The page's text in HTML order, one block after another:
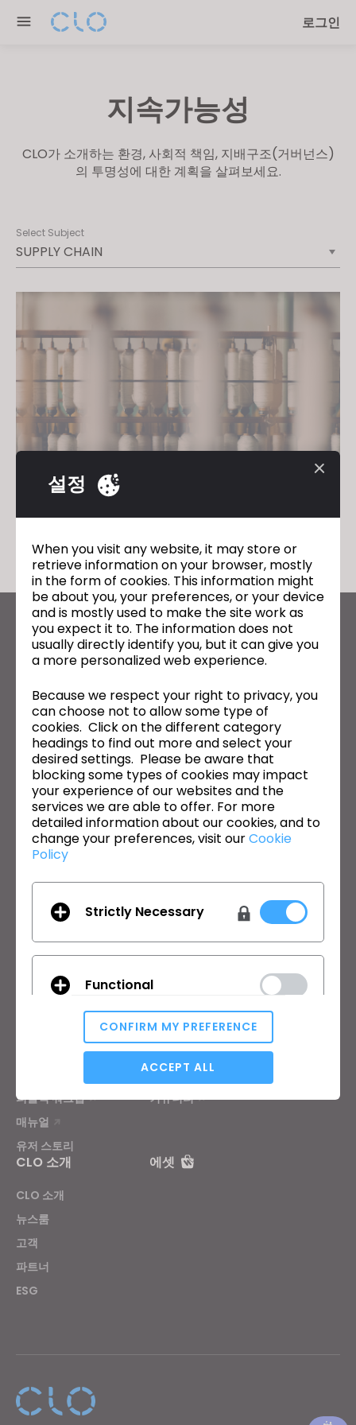
note:
system.
로그인
지속가능성
CLO가 소개하는 환경, 사회적 책임, 지배구조(거버넌스)
의 투명성에 대한 계획을 살펴보세요.
Select Subject
CLO의 최신 정보
뉴스, 프로모션, 리소스 및 다양한 소식을 확인하세요.
이메일 주소
General Terms of Use, CLO Additional Terms,Privacy Policy
동의합니다.
한국어
제품
제품
무료 체험판
다운로드
솔루션
교육기관
개인 및 학생
원부자재 서비스
CLO-Vise
퍼블릭 워크샵
매뉴얼
유저 스토리
고객지원
CLO 헬프센터
문의하기
커뮤니티
CLO 소개
CLO 소개
뉴스룸
고객
파트너
ESG
에셋
설정
When you visit any website, it may store or
retrieve information on your browser, mostly
in the form of cookies. This information might
be about you, your preferences, or your device
and is mostly used to make the site work as
you expect it to. The information does not
usually directly identify you, but it can give you
a more personalized web experience.
Because we respect your right to privacy, you
can choose not to allow some type of
cookies. Click on the different category
headings to find out more and select your
desired settings. Please be aware that
blocking some types of cookies may impact
your experience of our websites and the
services we are able to offer. For more
detailed information about our cookies, and to
change your preferences, visit ourCookie
Policy
Strictly Necessary
Functional
Analytical / Performance
properly.
CONFIRM MY PREFERENCE
ACCEPT ALL